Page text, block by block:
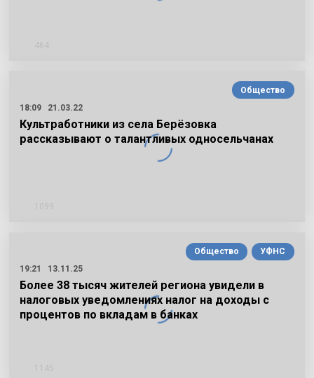
Общество
18:09
21.03.22
Культработники из села Берёзовка
рассказывают о талантливых односельчанах
Общество
УФНС
19:21
13.11.25
Более 38 тысяч жителей региона увидели в
налоговых уведомлениях налог на доходы с
процентов по вкладам в банках